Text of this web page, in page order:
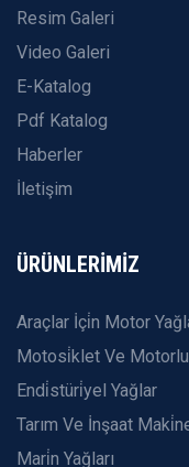
Resim Galeri
Video Galeri
E-Katalog
Pdf Katalog
Haberler
İletişim
ÜRÜNLERİMİZ
Araçlar İçi̇n Motor
Motosi̇klet Ve Motorlu
Endi̇stüri̇yel Yağlar
Tarım Ve İnşaat
Mari̇n Yağları